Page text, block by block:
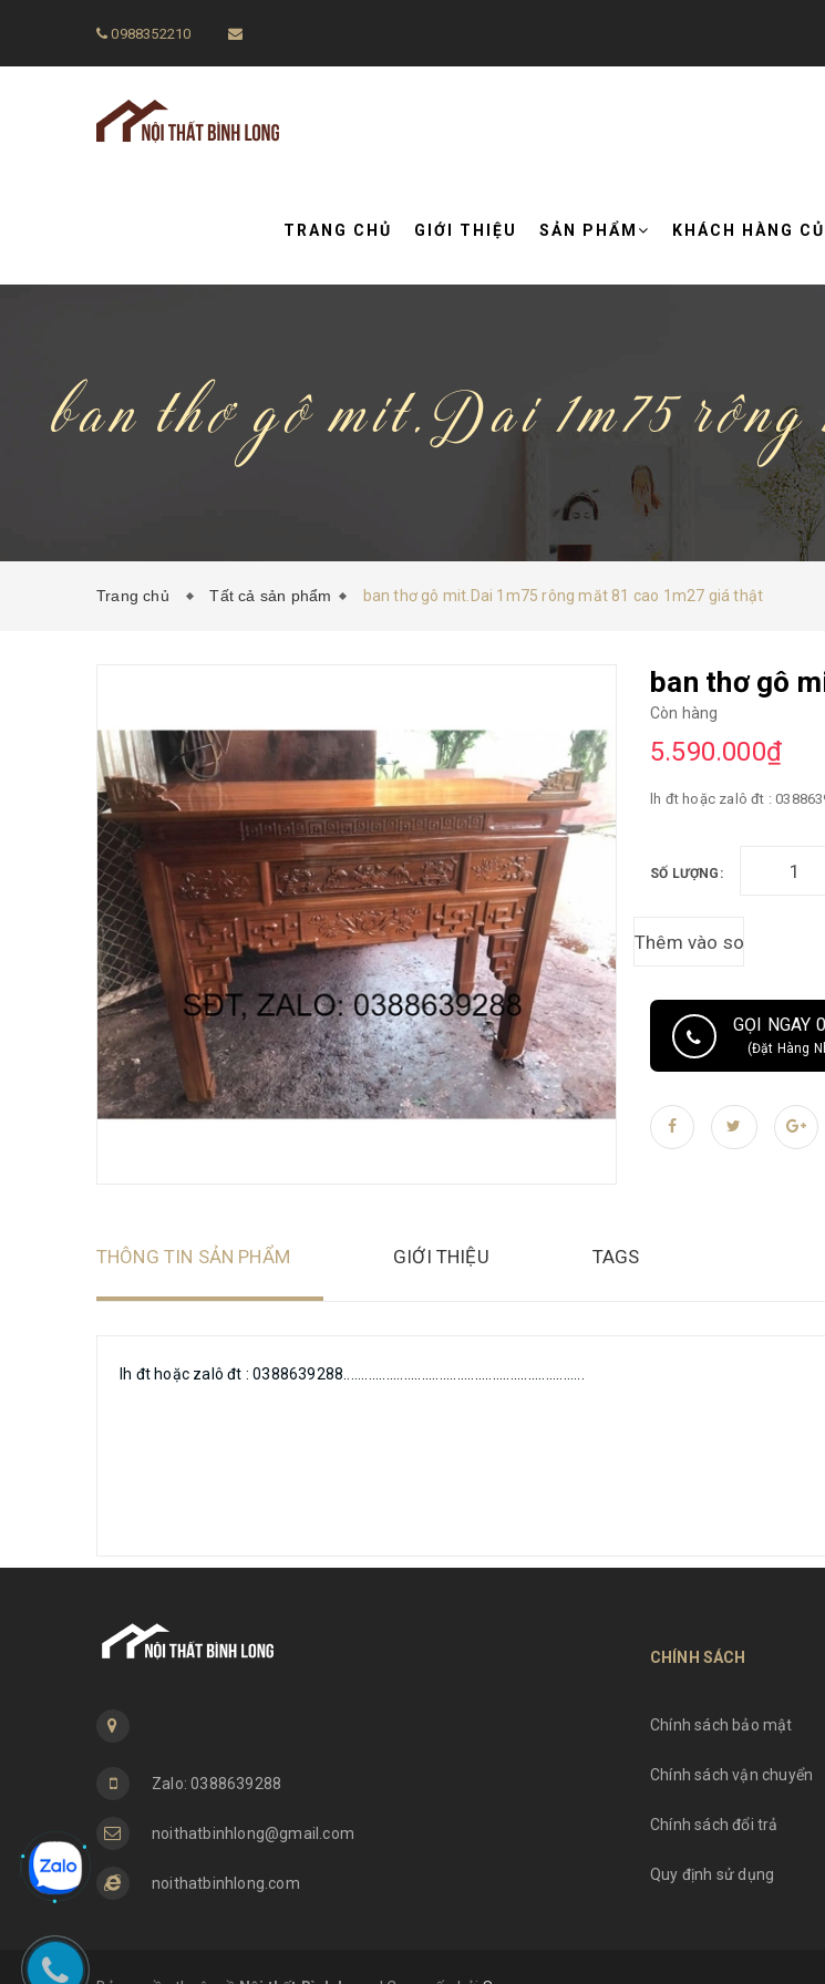
0988352210
TRANG CHỦ GIỚI THIỆU SẢN PHẨM KHÁCH HÀNG
ban thơ gô mit.Dai 1m75
Trang chủ Tất cả sản phẩm ban thơ gô mit.Dai 1m75 rông măt 81 cao 1m27 giá thật
ban thơ gô
Còn hàng
5.590.000₫
lh đt hoặc zalô đt :
SỐ LƯỢNG:
GỌI NGAY
(Đặt Hàng
THÔNG TIN SẢN PHẨM GIỚI THIỆU TAGS
lh đt hoặc zalô đt : 0388639288....................................................................
Zalo: 0388639288
noithatbinhlong@gmail.com
noithatbinhlong.com
CHÍNH SÁCH
Chính sách bảo mật
Chính sách vận chuyển
Chính sách đổi trả
Quy định sử dụng